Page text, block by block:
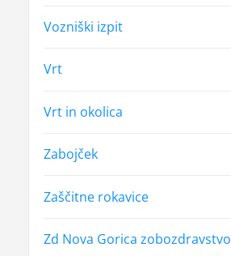
Vozniški izpit
Vrt
Vrt in okolica
Zabojček
Zaščitne rokavice
Zd Nova Gorica zobozdravstvo